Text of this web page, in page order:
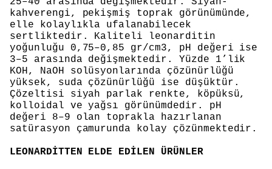
kahverengi, pekişmiş toprak görünümünde,
elle kolaylıkla ufalanabilecek
sertliktedir. Kaliteli leonarditin
yoğunluğu 0,75–0,85 gr/cm3, pH değeri ise
3–5 arasında değişmektedir. Yüzde 1’lik
KOH, NaOH solüsyonlarında çözünürlüğü
yüksek, suda çözünürlüğü ise düşüktür.
Çözeltisi siyah parlak renkte, köpüksü,
kolloidal ve yağsı görünümdedir. pH
değeri 8–9 olan toprakla hazırlanan
satürasyon çamurunda kolay çözünmektedir.
LEONARDİTTEN ELDE EDİLEN ÜRÜNLER